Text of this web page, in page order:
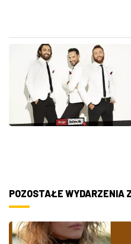
POZOSTAŁE WYDARZENIA